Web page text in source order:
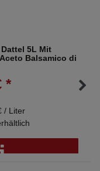
5L Mit
Balsamico di
*
/ Liter